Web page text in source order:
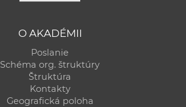
O AKADÉMII
Poslanie
Schéma org. štruktúry
Štruktúra
Kontakty
Geografická poloha